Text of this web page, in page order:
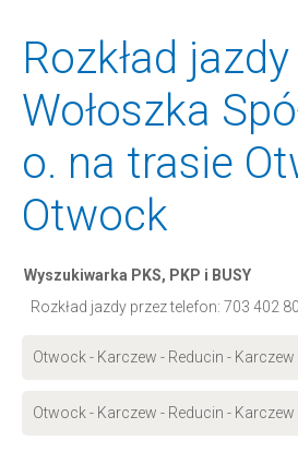
Rozkład jazdy
Wołoszka
o. na trasie
Otwock
Wyszukiwarka PKS, PKP i BUSY
Rozkład jazdy przez telefon: 703 402
Otwock - Karczew - Reducin -
Otwock - Karczew - Reducin -